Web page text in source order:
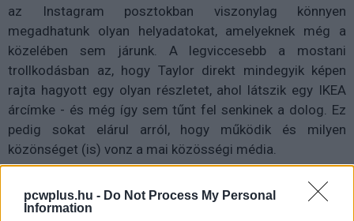
pcwplus.hu - Do Not Process My Personal
Information
az Instagram posztokban viszonylag könnyen
megadhatunk olyan helyadatokat, amelyeknek még a
közelében sem járunk. A legviccesebb a mostani
trollkodásban az, hogy Taylor direkt mindegyik képen
rajta hagyott egy olyan részletet, ahol látszik egy IKEA
árcímke - és még így sem tűnt fel senkinek a dolog. Ez
pedig sokat elárul arról, hogy működik és milyen
közönséget (is) vonz a mai közösségi média.
Pulzusméréssel segíti a biztonságos mozgást az új